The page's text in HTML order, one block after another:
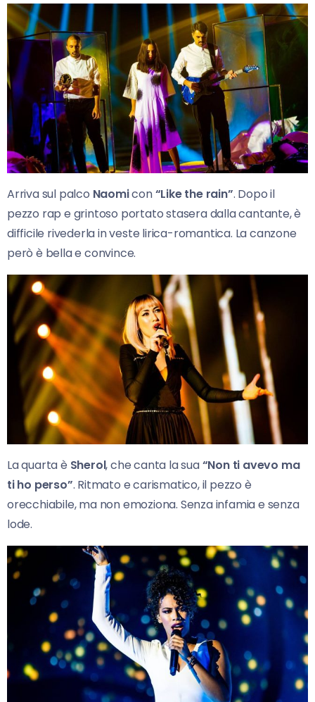
Arriva sul palco Naomicon“Like the rain”. Dopo il
pezzo rap e grintoso portato stasera dalla cantante, è
difficile rivederla in veste lirica-romantica. La canzone
però è bella e convince.
La quarta è Sherol, che canta la sua“Non ti avevo ma
ti ho perso”. Ritmato e carismatico, il pezzo è
orecchiabile, ma non emoziona. Senza infamia e senza
lode.